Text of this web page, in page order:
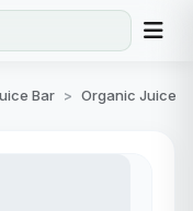
Bar > Organic Juice